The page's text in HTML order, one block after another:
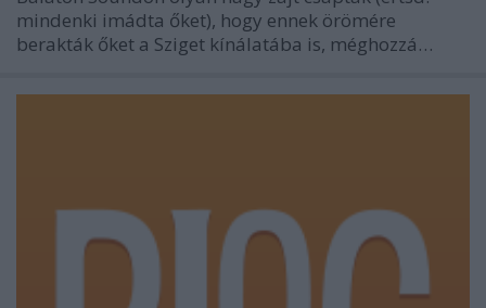
mindenki imádta őket), hogy ennek örömére
berakták őket a Sziget kínálatába is, méghozzá…